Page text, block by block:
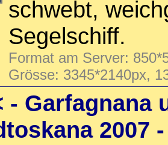
schwebt,
Segelschiff.
Format am Server:
Grösse: 3345*2140px,
- Garfagnana
2007